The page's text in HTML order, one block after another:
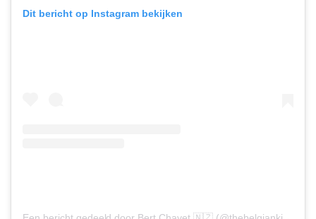
Dit bericht op Instagram bekijken